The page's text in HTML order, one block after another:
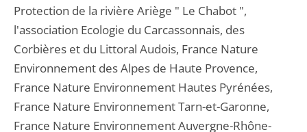
Protection de la rivière Ariège " Le Chabot ",
l'association Ecologie du Carcassonnais, des
Corbières et du Littoral Audois, France Nature
Environnement des Alpes de Haute Provence,
France Nature Environnement Hautes Pyrénées,
France Nature Environnement Tarn-et-Garonne,
France Nature Environnement Auvergne-Rhône-